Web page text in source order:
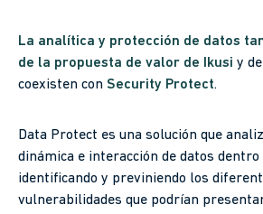
La analítica y protección de datos
de la propuesta de valor de Ikusi y
coexisten con Security Protect.
Data Protect es una solución que
dinámica e interacción de datos
identificando y previniendo los
vulnerabilidades que podrían